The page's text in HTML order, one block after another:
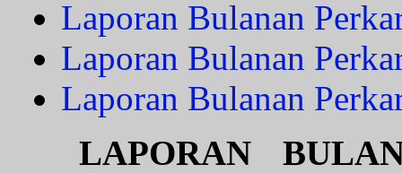
Laporan Bulanan
Laporan Bulanan
Laporan Bulanan
LAPORAN